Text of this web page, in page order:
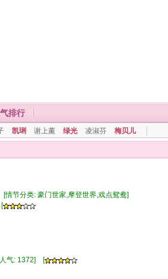
排行
凯琍 谢上薰 绿光 凌淑芬 梅贝儿
节分类: 豪门世家,摩登世界,戏点鸳鸯]
气: 1372] [